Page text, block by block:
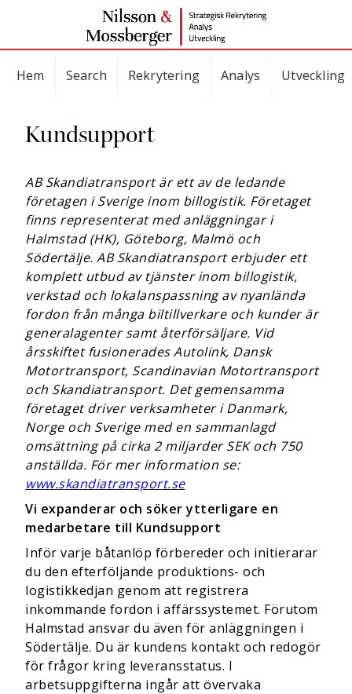
Hem Search Rekrytering Analys Utveckling
Kundsupport
AB Skandiatransport är ett av de ledande
företagen i Sverige inom billogistik. Företaget
finns representerat med anläggningar i
Halmstad (HK), Göteborg, Malmö och
Södertälje. AB Skandiatransport erbjuder ett
komplett utbud av tjänster inom billogistik,
verkstad och lokalanspassning av nyanlända
fordon från många biltillverkare och kunder är
generalagenter samt återförsäljare. Vid
årsskiftet fusioneradesAutolink, Dansk
Motortransport, Scandinavian Motortransport
och Skandiatransport. Det gemensamma
företaget driver verksamheter i Danmark,
Norge och Sverige med en sammanlagd
omsättning på cirka 2 miljarder SEK och 750
anställda. För mer information se:
www.skandiatransport.se
Vi expanderar och söker ytterligare en
medarbetare till Kundsupport
Inför varje båtanlöp förbereder och initierarar
du den efterföljande produktions- och
logistikkedjan genom att registrera
inkommande fordon i affärssystemet. Förutom
Halmstad ansvar du även för anläggningen i
Södertälje. Du är kundens kontakt och redogör
för frågor kring leveransstatus. I
arbetsuppgifterna ingår att övervaka